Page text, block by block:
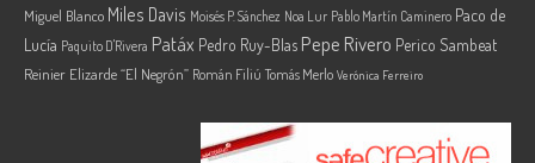
Miguel Blanco Miles Davis Moisés P. Sánchez Noa Lur Pablo Martín Caminero Paco de
Lucía Paquito D'Rivera Patáx Pedro Ruy-Blas Pepe Rivero Perico Sambeat
Reinier Elizarde “El Negrón” Román Filiú Tomás Merlo Verónica Ferreiro